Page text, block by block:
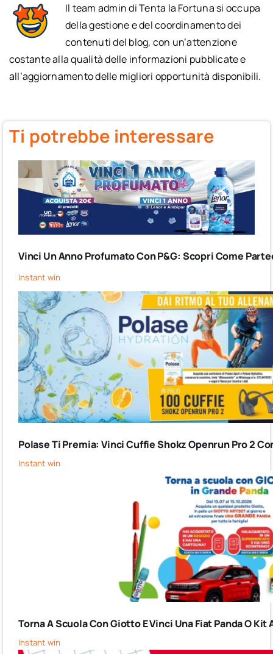
Il team admin di Tenta la Fortuna si occupa
della gestione e del coordinamento dei
contenuti del blog, con un’attenzione
costante alla qualità delle informazioni pubblicate e
all’aggiornamento delle migliori opportunità disponibili.
Ti potrebbe interessare
Vinci Un Anno Profumato Con P&G: Scopri Come
Instant win
Polase Ti Premia: Vinci Cuffie Shokz Openrun Pro 2
Instant win
Torna A Scuola Con Giotto E Vinci Una Fiat Panda O
Instant win